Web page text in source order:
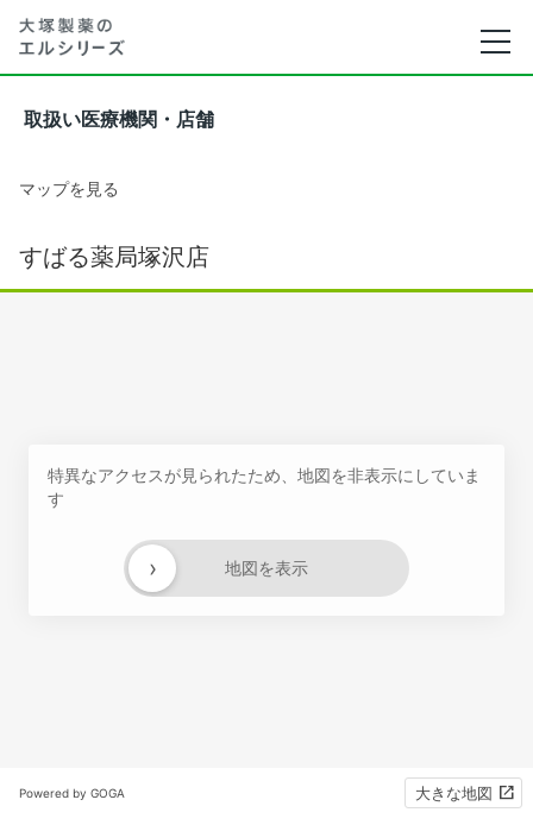
取扱い医療機関・店舗
マップを見る
すばる薬局塚沢店
特異なアクセスが見られたため、地図を非表示にしていま
す
地図を表示
›
Powered by GOGA 大きな地図